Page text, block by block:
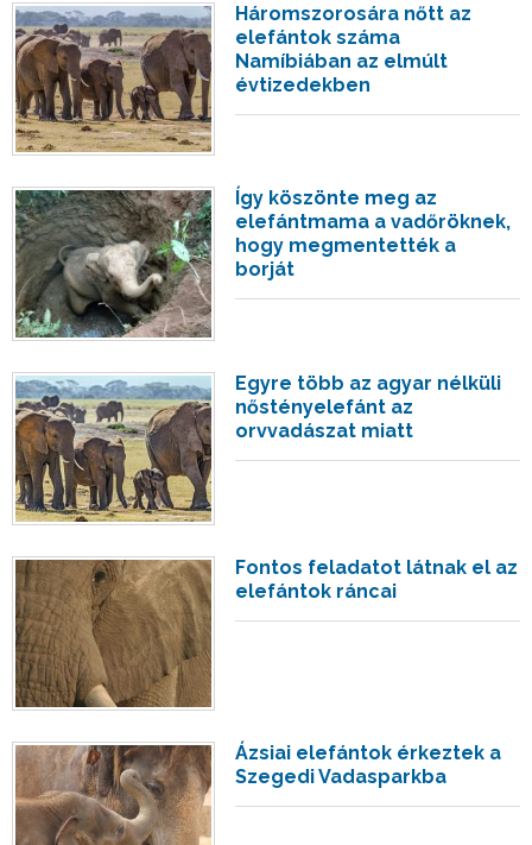
Háromszorosára nőtt az
elefántok száma
Namíbiában az elmúlt
évtizedekben
Így köszönte meg az
elefántmama a vadőröknek,
hogy megmentették a
borját
Egyre több az agyar nélküli
nőstényelefánt az
orvvadászat miatt
Fontos feladatot látnak el az
elefántok ráncai
Ázsiai elefántok érkeztek a
Szegedi Vadasparkba